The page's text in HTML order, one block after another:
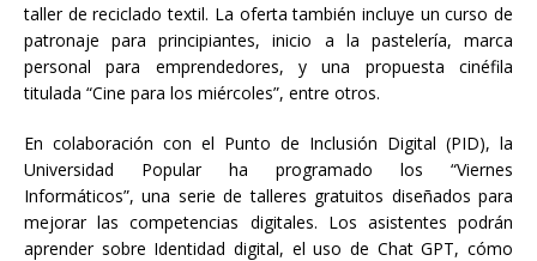
taller de reciclado textil. La oferta también incluye un curso de
patronaje para principiantes, inicio a la pastelería, marca
personal para emprendedores, y una propuesta cinéfila
titulada “Cine para los miércoles”, entre otros.
En colaboración con el Punto de Inclusión Digital (PID), la
Universidad Popular ha programado los “Viernes
Informáticos”, una serie de talleres gratuitos diseñados para
mejorar las competencias digitales. Los asistentes podrán
aprender sobre Identidad digital, el uso de Chat GPT, cómo